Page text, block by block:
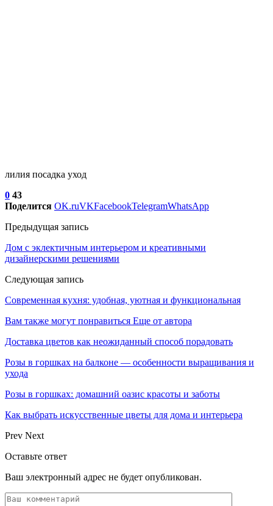
лилия посадка уход
0 43
Поделится OK.ruVKFacebookTelegramWhatsApp
Предыдущая запись
Дом с эклектичным интерьером и креативными
дизайнерскими решениями
Следующая запись
Современная кухня: удобная, уютная и функциональная
Вам также могут понравиться Еще от автора
Доставка цветов как неожиданный способ порадовать
Розы в горшках на балконе — особенности выращивания и
ухода
Розы в горшках: домашний оазис красоты и заботы
Как выбрать искусственные цветы для дома и интерьера
Prev Next
Оставьте ответ
Ваш электронный адрес не будет опубликован.